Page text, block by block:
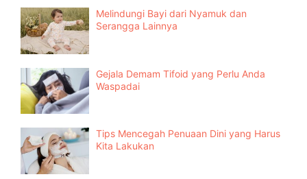
Melindungi Bayi dari Nyamuk dan
Serangga Lainnya
Gejala Demam Tifoid yang Perlu Anda
Waspadai
Tips Mencegah Penuaan Dini yang Harus
Kita Lakukan